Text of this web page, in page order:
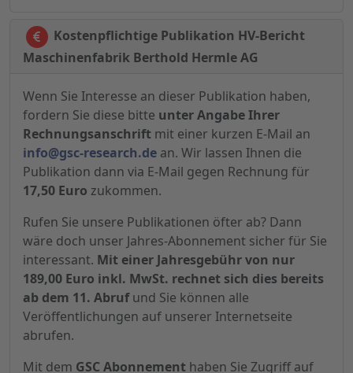
Kostenpflichtige Publikation HV-Bericht
Maschinenfabrik Berthold Hermle AG
Wenn Sie Interesse an dieser Publikation haben,
fordern Sie diese bitte unter Angabe Ihrer
Rechnungsanschrift mit einer kurzen E-Mail an
info@gsc-research.de an. Wir lassen Ihnen die
Publikation dann via E-Mail gegen Rechnung für
17,50 Euro zukommen.
Rufen Sie unsere Publikationen öfter ab? Dann
wäre doch unser Jahres-Abonnement sicher für Sie
interessant. Mit einer Jahresgebühr von nur
189,00 Euro inkl. MwSt. rechnet sich dies bereits
ab dem 11. Abrufund Sie können alle
Veröffentlichungen auf unserer Internetseite
abrufen.
Mit dem GSC Abonnement haben Sie Zugriff auf